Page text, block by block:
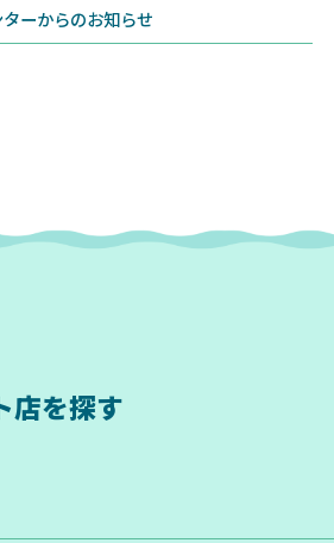
ーからのお知らせ
店を探す